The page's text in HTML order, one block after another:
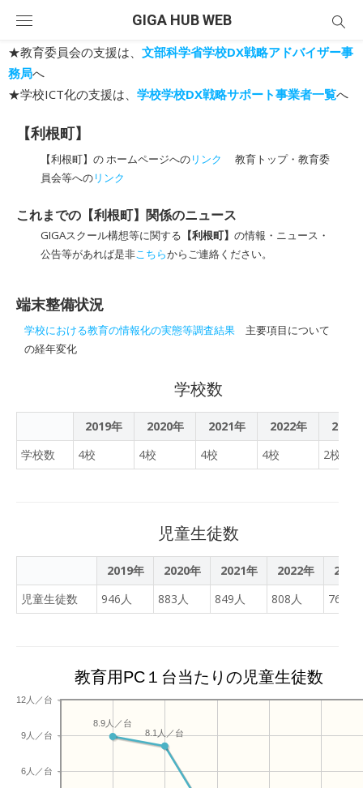
content
GIGA HUB WEB
★教育委員会の支援は、 文部科学省学校DX戦略アドバイザー事
務局へ
★学校ICT化の支援は、 学校学校DX戦略サポート事業者一覧へ
【利根町】
【利根町】の ホームページへのリンク
教育トップ・教育委
員会等へのリンク
これまでの【利根町】関係のニュース
GIGAスクール構想等に関する 【利根町】 の情報・ニュース・
公告等があれば是非こちらからご連絡ください。
端末整備状況
学校における教育の情報化の実態等調査結果 主要項目について
の経年変化
学校数
2019年 2020年 2021年 2022年
2023
学校数
4校 4校 4校 4校 2校
児童生徒数
2019年 2020年 2021年 2022年
2023
児童生徒数
946人 883人 849人 808人 762人
教育用PC１台当たりの児童生徒数
6人／台
9人／台
12人／台
8.1人／台
8.9人／台